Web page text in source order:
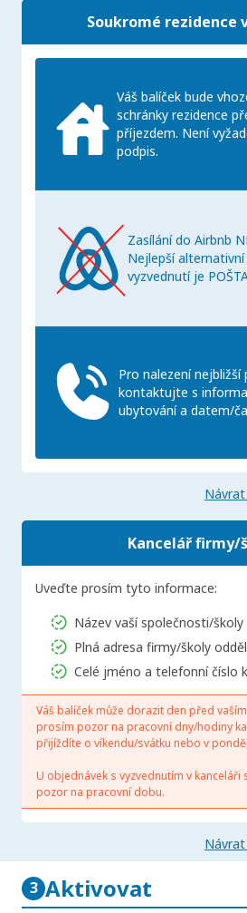
Soukromé rezidence
Váš balíček bude
schránky rezidence
příjezdem. Není
podpis.
Zasílání do Airbnb
Nejlepší
vyzvednutí je
Pro nalezení nejbližší
kontaktujte s
ubytování a datem/
Kancelář firmy/
Uveďte prosím tyto informace:
Název vaší společnosti/školy
Plná adresa firmy/školy
Celé jméno a telefonní číslo
Váš balíček může dorazit den před
prosím pozor na pracovní dny/hodiny
přijíždíte o víkendu/svátku nebo v
U objednávek s vyzvednutím v
pozor na pracovní dobu.
3 Aktivovat